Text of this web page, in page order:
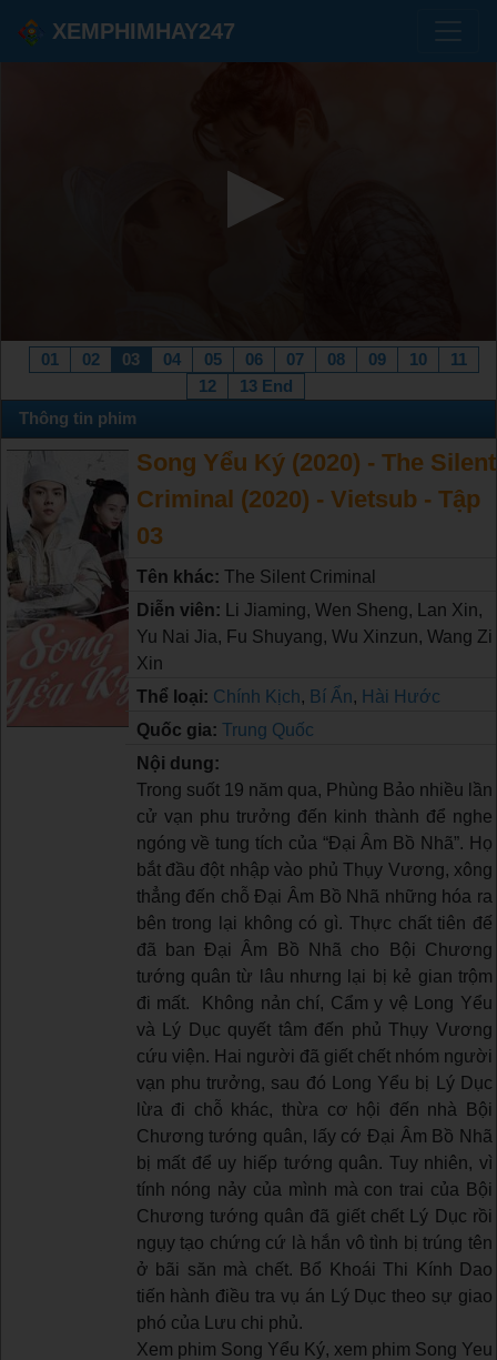
XEMPHIMHAY247
01 02 03 04 05 06 07 08 09 10
11
12
13 End
Thông tin phim
Song Yểu Ký (2020) - The Silent
Criminal (2020) - Vietsub - Tập
03
Tên khác: The Silent Criminal
Diễn viên:
Li Jiaming, Wen Sheng, Lan Xin,
Yu Nai Jia, Fu Shuyang, Wu Xinzun, Wang Zi
Xin
Thể loại: Chính Kịch, Bí Ẩn, Hài Hước
Quốc gia: Trung Quốc
Nội dung:
Trong suốt 19 năm qua, Phùng Bảo nhiều lần
cử vạn phu trưởng đến kinh thành để nghe
ngóng về tung tích của “Đại Âm Bồ Nhã”. Họ
bắt đầu đột nhập vào phủ Thụy Vương, xông
thẳng đến chỗ Đại Âm Bồ Nhã những hóa ra
bên trong lại không có gì. Thực chất tiên đế
đã ban Đại Âm Bồ Nhã cho Bội Chương
tướng quân từ lâu nhưng lại bị kẻ gian trộm
đi mất. Không nản chí, Cẩm y vệ Long Yểu
và Lý Dục quyết tâm đến phủ Thụy Vương
cứu viện. Hai người đã giết chết nhóm người
vạn phu trưởng, sau đó Long Yểu bị Lý Dục
lừa đi chỗ khác, thừa cơ hội đến nhà Bội
Chương tướng quân, lấy cớ Đại Âm Bồ Nhã
bị mất để uy hiếp tướng quân. Tuy nhiên, vì
tính nóng nảy của mình mà con trai của Bội
Chương tướng quân đã giết chết Lý Dục rồi
ngụy tạo chứng cứ là hắn vô tình bị trúng tên
ở bãi săn mà chết. Bổ Khoái Thi Kính Dao
tiến hành điều tra vụ án Lý Dục theo sự giao
phó của Lưu chi phủ.
Xem phim Song Yểu Ký, xem phim Song Yeu